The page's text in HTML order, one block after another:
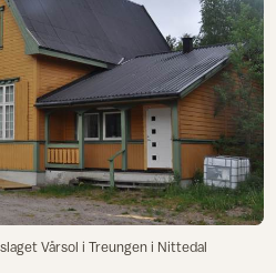
Vårsol i Treungen i Nittedal